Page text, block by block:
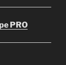
PRO